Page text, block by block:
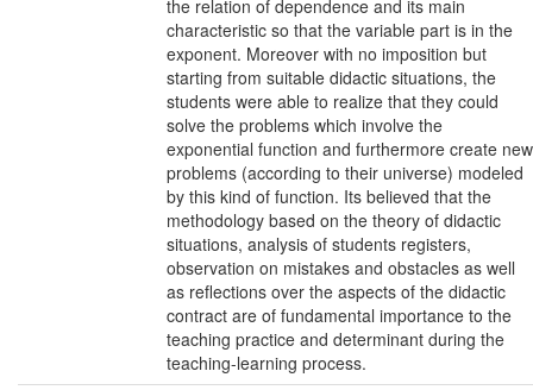
the relation of dependence and its main
characteristic so that the variable part is in the
exponent. Moreover with no imposition but
starting from suitable didactic situations, the
students were able to realize that they could
solve the problems which involve the
exponential function and furthermore create new
problems (according to their universe) modeled
by this kind of function. Its believed that the
methodology based on the theory of didactic
situations, analysis of students registers,
observation on mistakes and obstacles as well
as reflections over the aspects of the didactic
contract are of fundamental importance to the
teaching practice and determinant during the
teaching-learning process.